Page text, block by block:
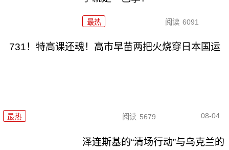
最热 阅读 6091
731！特高课还魂！高市早苗两把火烧穿日本国运
最热 阅读 5679 08-04
泽连斯基的“清场行动”与乌克兰的